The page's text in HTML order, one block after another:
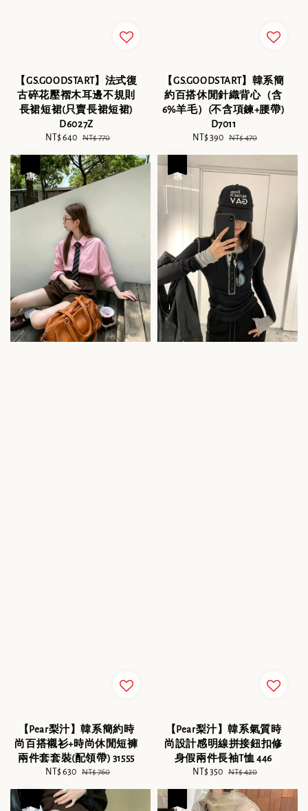
【GS.GOODSTART】法式復
古碎花壓褶木耳邊不規則
長裙短裙(只賣長裙短裙)
D6027Z
Sale
NT$ 640 Regular
NT$ 770
【GS.GOODSTART】韓系簡
約百搭休閒針織背心（含
6%羊毛）(不含項鍊+腰帶)
D7011
Sale
NT$ 390 Regular
NT$ 470
【Pear梨汁】韓系簡約時
尚百搭襯衫+時尚休閒短褲
兩件套套裝(配領帶) 31555
Sale
NT$ 630 Regular
NT$ 760
【Pear梨汁】韓系氣質時
尚設計感明線拼接鈕扣修
身假兩件長袖T恤 446
Sale
NT$ 350 Regular
NT$ 420